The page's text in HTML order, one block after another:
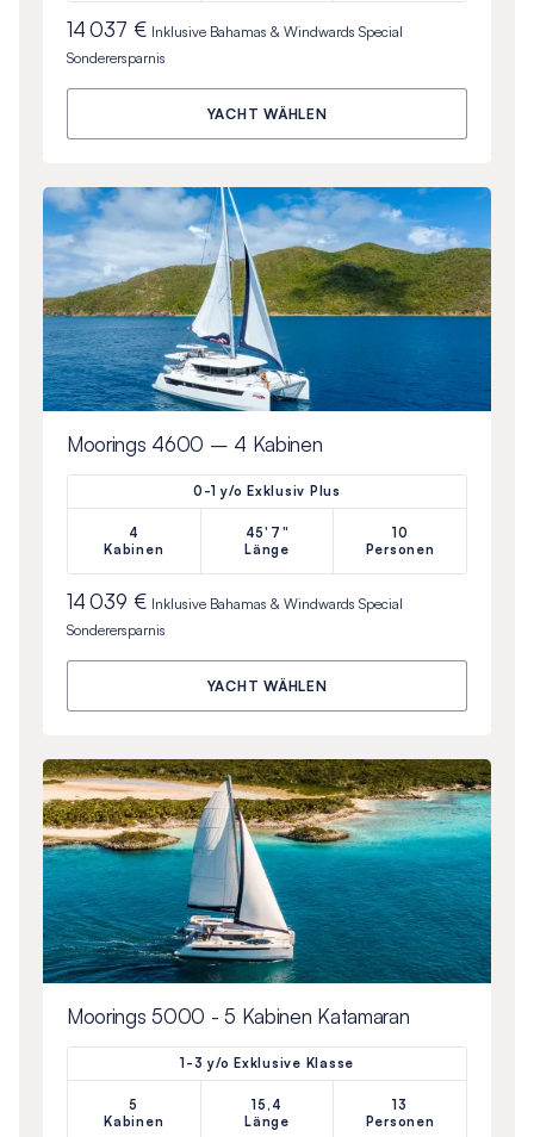
14 037 € Inklusive Bahamas & Windwards Special
Sonderersparnis
YACHT WÄHLEN
Moorings 4600 – 4 Kabinen
0-1 y/o Exklusiv Plus
4
Kabinen
45'7"
Länge
10
Personen
14 039 € Inklusive Bahamas & Windwards Special
Sonderersparnis
YACHT WÄHLEN
Moorings 5000 - 5 Kabinen Katamaran
1-3 y/o Exklusive Klasse
5
Kabinen
15,4
Länge
13
Personen